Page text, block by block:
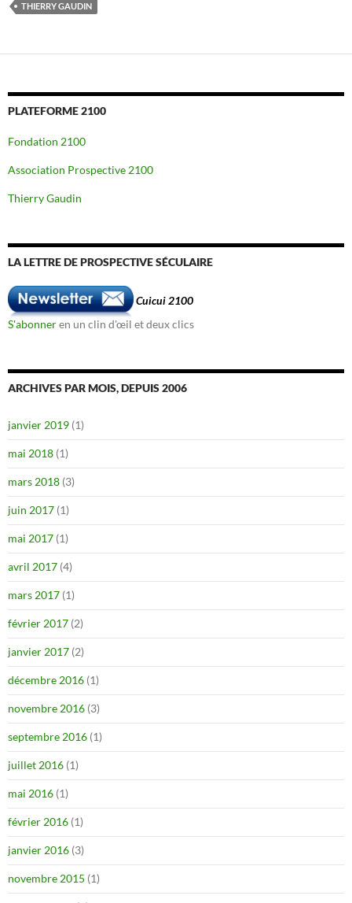
THIERRY GAUDIN
PLATEFORME 2100
Fondation 2100
Association Prospective 2100
Thierry Gaudin
LA LETTRE DE PROSPECTIVE SÉCULAIRE
Cuicui 2100
S'abonneren un clin d'œil et deux clics
ARCHIVES PAR MOIS, DEPUIS 2006
janvier 2019 (1)
mai 2018 (1)
mars 2018 (3)
juin 2017 (1)
mai 2017 (1)
avril 2017 (4)
mars 2017 (1)
février 2017 (2)
janvier 2017 (2)
décembre 2016 (1)
novembre 2016 (3)
septembre 2016 (1)
juillet 2016 (1)
mai 2016 (1)
février 2016 (1)
janvier 2016 (3)
novembre 2015 (1)